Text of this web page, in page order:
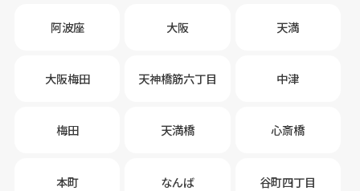
阿波座 大阪 天満
大阪梅田 天神橋筋六丁目 中津
梅田 天満橋 心斎橋
本町 なんば 谷町四丁目